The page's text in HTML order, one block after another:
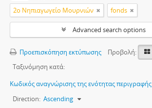
2ο Νηπιαγωγείο Μουρνιών fonds
Advanced search options
Προεπισκόπηση εκτύπωσης
Προβολή:
Ταξινόμηση κατά:
Κωδικός αναγνώρισης της ενότητας περιγραφής
Direction: Ascending